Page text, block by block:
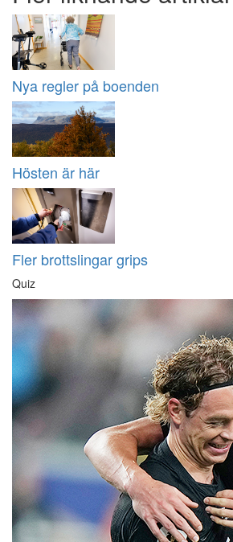
Nya regler på boenden
Hösten är här
Fler brottslingar grips
Quiz